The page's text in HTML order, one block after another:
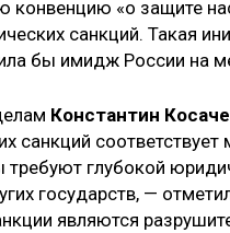
«о защите
санкций. Такая
бы имидж России на
Константин
санкций
глубокой
государств, —
являются